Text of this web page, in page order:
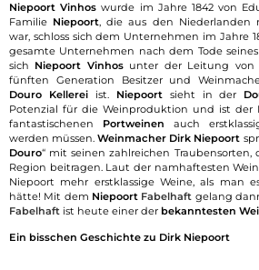
Niepoort Vinhos wurde im Jahre 1842 von
Familie Niepoort, die aus den Niederlanden
war, schloss sich dem Unternehmen im Jahre
gesamte Unternehmen nach dem Tode
sich Niepoort Vinhosunter der Leitung von
fünften Generation Besitzer und
Douro Kellereiist. Niepoortsieht in der
Potenzial für die Weinproduktion und ist der
fantastischenen Portweinen auch
werden müssen.Weinmacher Dirk Niepoort
Douro“ mit seinen zahlreichen Traubensorten,
Region beitragen. Laut der namhaftesten
Niepoort mehr erstklassige Weine, als man
hätte! Mit dem Niepoort Fabelhaft gelang
Fabelhaft ist heute einer der bekanntesten
Ein bisschen Geschichte zu Dirk Niepoort